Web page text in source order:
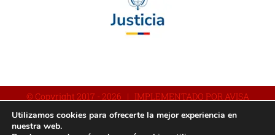
© Copyright 2017 - 2026 | IMPLEMENTADO POR AVISA
Utilizamos cookies para ofrecerte la mejor experiencia en
nuestra web.